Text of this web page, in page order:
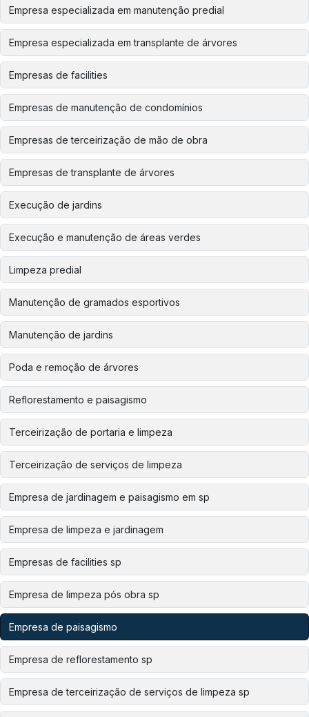
Empresa especializada em manutenção predial
Empresa especializada em transplante de árvores
Empresas de facilities
Empresas de manutenção de condomínios
Empresas de terceirização de mão de obra
Empresas de transplante de árvores
Execução de jardins
Execução e manutenção de áreas verdes
Limpeza predial
Manutenção de gramados esportivos
Manutenção de jardins
Poda e remoção de árvores
Reflorestamento e paisagismo
Terceirização de portaria e limpeza
Terceirização de serviços de limpeza
Empresa de jardinagem e paisagismo em sp
Empresa de limpeza e jardinagem
Empresas de facilities sp
Empresa de limpeza pós obra sp
Empresa de paisagismo
Empresa de reflorestamento sp
Empresa de terceirização de serviços de limpeza sp